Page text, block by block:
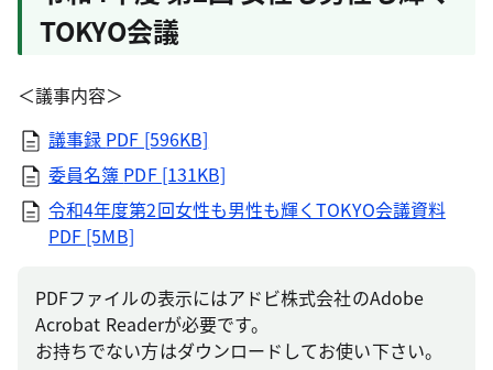
TOKYO会議
＜議事内容＞
議事録 PDF [596KB]
委員名簿 PDF [131KB]
令和4年度第2回女性も男性も輝くTOKYO会議資料
PDF [5MB]
PDFファイルの表示にはアドビ株式会社のAdobe
Acrobat Readerが必要です。
お持ちでない方はダウンロードしてお使い下さい。